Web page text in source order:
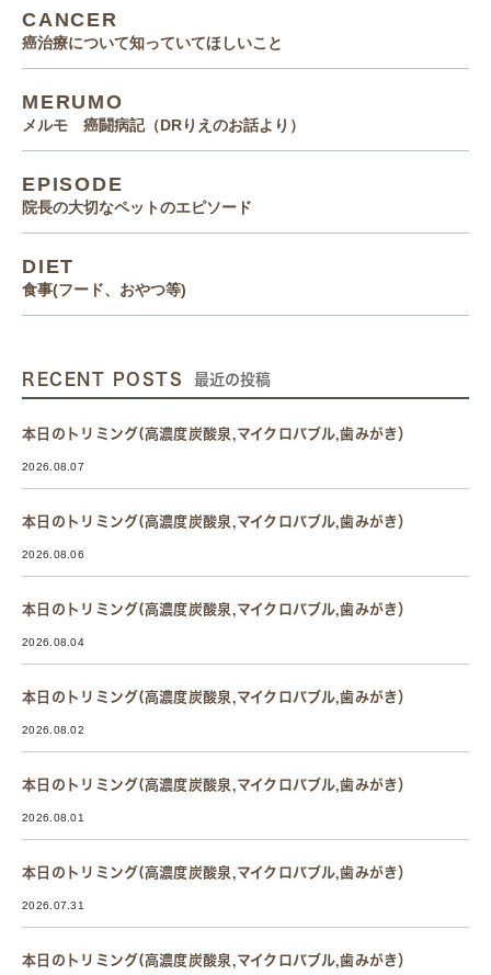
CANCER
癌治療について知っていてほしいこと
MERUMO
メルモ 癌闘病記（DRりえのお話より）
EPISODE
院長の大切なペットのエピソード
DIET
食事(フード、おやつ等)
RECENT POSTS 最近の投稿
本日のトリミング(高濃度炭酸泉,マイクロバブル,歯みがき）
2026.08.07
本日のトリミング(高濃度炭酸泉,マイクロバブル,歯みがき）
2026.08.06
本日のトリミング(高濃度炭酸泉,マイクロバブル,歯みがき）
2026.08.04
本日のトリミング(高濃度炭酸泉,マイクロバブル,歯みがき）
2026.08.02
本日のトリミング(高濃度炭酸泉,マイクロバブル,歯みがき）
2026.08.01
本日のトリミング(高濃度炭酸泉,マイクロバブル,歯みがき）
2026.07.31
本日のトリミング(高濃度炭酸泉,マイクロバブル,歯みがき）